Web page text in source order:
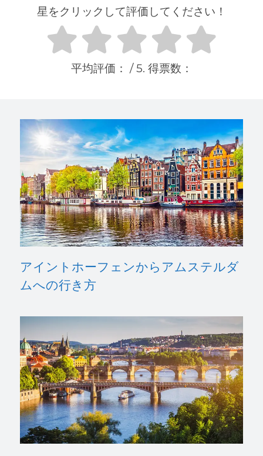
星をクリックして評価してください！
平均評価： / 5. 得票数：
アイントホーフェンからアムステルダ
ムへの行き方